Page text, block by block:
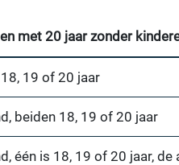
met 20 jaar zonder
19 of 20 jaar
beiden 18, 19 of 20 jaar
één is 18, 19 of 20 jaar, de